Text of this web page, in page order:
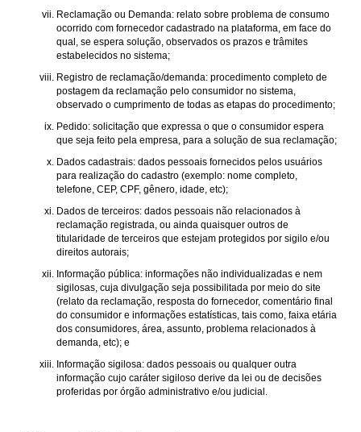
Reclamação ou Demanda: relato sobre problema de consumo
ocorrido com fornecedor cadastrado na plataforma, em face do
qual, se espera solução, observados os prazos e trâmites
estabelecidos no sistema;
Registro de reclamação/demanda: procedimento completo de
postagem da reclamação pelo consumidor no sistema,
observado o cumprimento de todas as etapas do procedimento;
Pedido: solicitação que expressa o que o consumidor espera
que seja feito pela empresa, para a solução de sua reclamação;
Dados cadastrais: dados pessoais fornecidos pelos usuários
para realização do cadastro (exemplo: nome completo,
telefone, CEP, CPF, gênero, idade, etc);
Dados de terceiros: dados pessoais não relacionados à
reclamação registrada, ou ainda quaisquer outros de
titularidade de terceiros que estejam protegidos por sigilo e/ou
direitos autorais;
Informação pública: informações não individualizadas e nem
sigilosas, cuja divulgação seja possibilitada por meio do site
(relato da reclamação, resposta do fornecedor, comentário final
do consumidor e informações estatísticas, tais como, faixa etária
dos consumidores, área, assunto, problema relacionados à
demanda, etc); e
Informação sigilosa: dados pessoais ou qualquer outra
informação cujo caráter sigiloso derive da lei ou de decisões
proferidas por órgão administrativo e/ou judicial.